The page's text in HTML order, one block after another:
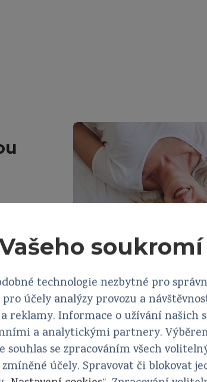
soukromí
technologie nezbytné pro
účely analýzy provozu a
reklamy. Informace o užívání našich
a analytickými partnery.
souhlas se zpracováním všech
účely. Spravovat či blokovat